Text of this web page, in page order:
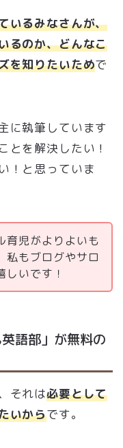
いるみなさんが、
るのか、どんなこ
を知りたいためで
に執筆しています
とを解決したい！
！と思っていま
育児がよりよいも
私もブログやサロ
いです！
語部」が無料の
それは必要として
いからです。